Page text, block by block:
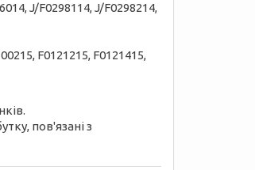
J/F0298114, J/F0298214,
F0121215, F0121415,
пов'язані з